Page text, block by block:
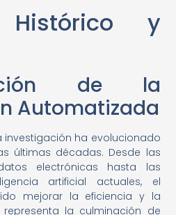
Histórico y
de la
Automatizada
investigación ha evolucionado
últimas décadas. Desde las
electrónicas hasta las
artificial actuales, el
mejorar la eficiencia y la
representa la culminación de